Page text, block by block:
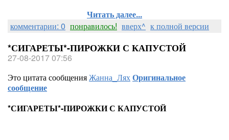
Читать далее...
комментарии: 0 понравилось! вверх^ к полной версии
*СИГАРЕТЫ*-ПИРОЖКИ С КАПУСТОЙ
27-08-2017 07:56
Это цитата сообщенияЖанна_ЛяхОригинальное
сообщение
*СИГАРЕТЫ*-ПИРОЖКИ С КАПУСТОЙ